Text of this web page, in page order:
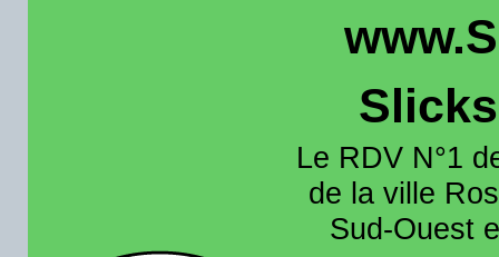
Le RDV N°1
de la ville
Sud-Ouest